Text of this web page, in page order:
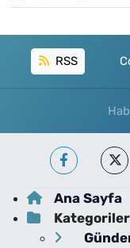
RSS
Ana Sayfa
Kategoriler